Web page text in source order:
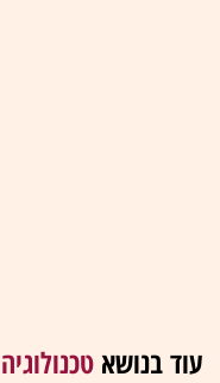
עוד בנושא טכנולוגיה